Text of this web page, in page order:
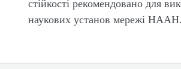
наукових установ мережі